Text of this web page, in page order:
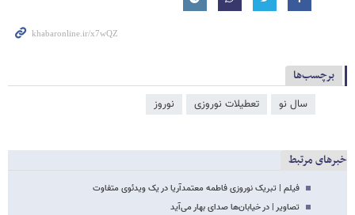
برچسب‌ها
سال نو تعطیلات نوروزی نوروز
خبرهای مرتبط
فیلم | تبریک نوروزی فاطمه معتمدآریا در یک ویدئوی متفاوت
تصاویر | در خیابان‌ها صدای بهار می‌آید